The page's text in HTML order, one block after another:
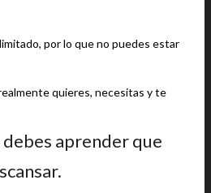
por lo que no puedes estar
quieres, necesitas y te
debes aprender que